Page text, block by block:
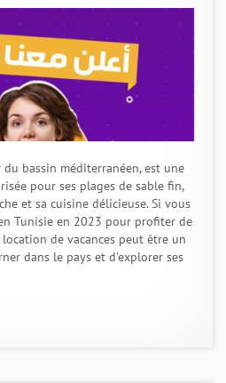
bassin méditerranéen, est une
pour ses plages de sable fin,
et sa cuisine délicieuse. Si vous
Tunisie en 2023 pour profiter de
de vacances peut être un
dans le pays et d'explorer ses